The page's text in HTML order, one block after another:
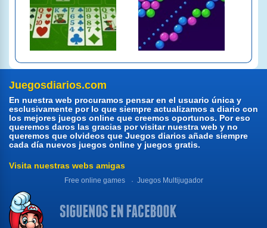
Juegosdiarios.com
En nuestra web procuramos pensar en el usuario única y
esclusivamente por lo que siempre actualizamos a diario con
los mejores juegos online que creemos oportunos. Por eso
queremos daros las gracias por visitar nuestra web y no
queremos que olvideos que Juegos diarios añade siempre
cada día nuevos juegos online y juegos gratis.
Visita nuestras webs amigas
Free online games Juegos Multijugador